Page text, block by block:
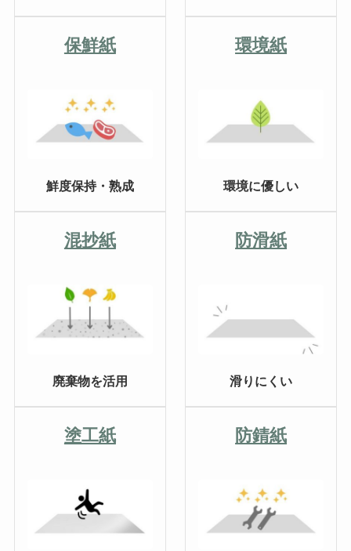
保鮮紙
鮮度保持・熟成
環境紙
環境に優しい
混抄紙
廃棄物を活用
防滑紙
滑りにくい
塗工紙 防錆紙